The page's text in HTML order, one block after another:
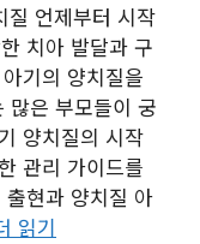
질 언제부터 시작
치아 발달과 구
기의 양치질을
많은 부모들이 궁
양치질의 시작
관리 가이드를
현과 양치질 아
읽기